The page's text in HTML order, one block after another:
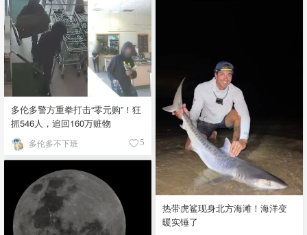
多伦多警方重拳打击“零元购”！狂
抓546人，追回160万赃物
多伦多不下班 5
热带虎鲨现身北方海滩！海洋变
暖实锤了